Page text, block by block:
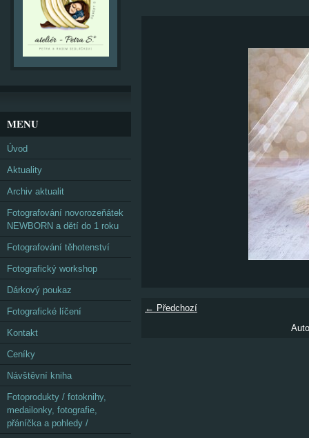
← Předchozí
MENU
Úvod
Aktuality
Archiv aktualit
Fotografování novorozeňátek
NEWBORN a dětí do 1 roku
Fotografování těhotenství
Fotografický workshop
Dárkový poukaz
Fotografické líčení
Kontakt
Ceníky
Návštěvní kniha
Fotoprodukty / fotoknihy,
medailonky, fotografie,
přáníčka a pohledy /